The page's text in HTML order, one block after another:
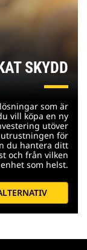
SKYDD
som är
vill köpa en ny
utöver
för
du hantera ditt
och från vilken
enhet som helst.